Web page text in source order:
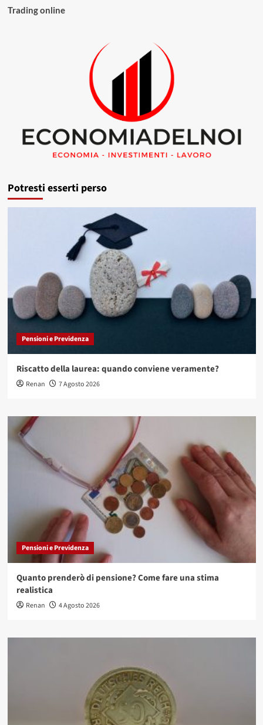
Trading online
Potresti esserti perso
Pensioni e Previdenza
Riscatto della laurea: quando conviene veramente?
Renan 7 Agosto 2026
Pensioni e Previdenza
Quanto prenderò di pensione? Come fare una stima
realistica
Renan 4 Agosto 2026